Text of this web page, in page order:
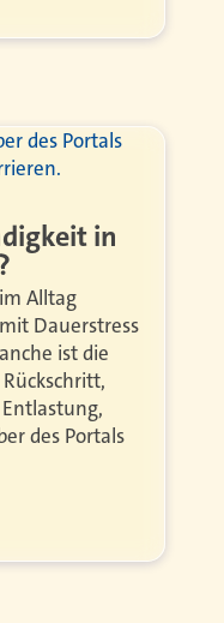
in
Alltag
Dauerstress
ist die
des Portals